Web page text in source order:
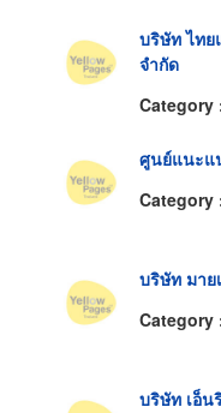
บริษัท ไทย
จำกัด
Category
ศูนย์แนะแ
Category
บริษัท มาย
Category
บริษัท เอ็น